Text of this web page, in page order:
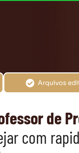
Arquivos
de
com